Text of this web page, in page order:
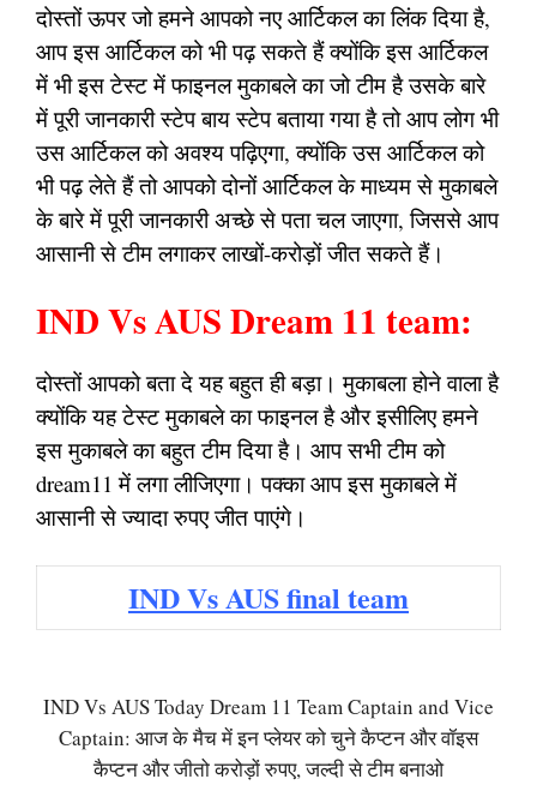
दोस्तों ऊपर जो हमने आपको नए आर्टिकल का लिंक दिया है,
आप इस आर्टिकल को भी पढ़ सकते हैं क्योंकि इस आर्टिकल
में भी इस टेस्ट में फाइनल मुकाबले का जो टीम है उसके बारे
में पूरी जानकारी स्टेप बाय स्टेप बताया गया है तो आप लोग भी
उस आर्टिकल को अवश्य पढ़िएगा, क्योंकि उस आर्टिकल को
भी पढ़ लेते हैं तो आपको दोनों आर्टिकल के माध्यम से मुकाबले
के बारे में पूरी जानकारी अच्छे से पता चल जाएगा, जिससे आप
आसानी से टीम लगाकर लाखों-करोड़ों जीत सकते हैं।
IND Vs AUS Dream 11 team:
दोस्तों आपको बता दे यह बहुत ही बड़ा। मुकाबला होने वाला है
क्योंकि यह टेस्ट मुकाबले का फाइनल है और इसीलिए हमने
इस मुकाबले का बहुत टीम दिया है। आप सभी टीम को
dream11 में लगा लीजिएगा। पक्का आप इस मुकाबले में
आसानी से ज्यादा रुपए जीत पाएंगे।
IND Vs AUS final team
IND Vs AUS Today Dream 11 Team Captain and Vice
Captain: आज के मैच में इन प्लेयर को चुने कैप्टन और वॉइस
कैप्टन और जीतो करोड़ों रुपए, जल्दी से टीम बनाओ